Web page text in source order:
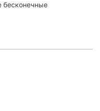
бесконечные